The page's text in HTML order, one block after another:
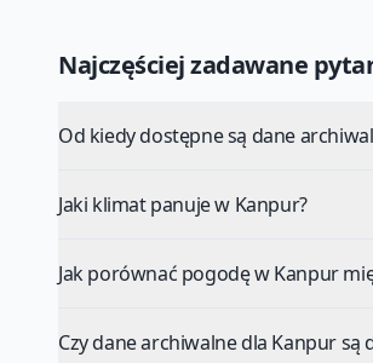
Najczęściej zadawane
Od kiedy dostępne są dane
Jaki klimat panuje w Kanpur?
Jak porównać pogodę w Kanpur
Czy dane archiwalne dla Kanpur są